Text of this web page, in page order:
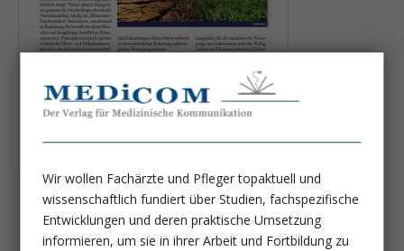
Nephro-News
Forum für Nephrologie und Hypertensiologie
Wir wollen Fachärzte und Pfleger topaktuell und
wissenschaftlich fundiert über Studien, fachspezifische
Entwicklungen und deren praktische Umsetzung
informieren, um sie in ihrer Arbeit und Fortbildung zu